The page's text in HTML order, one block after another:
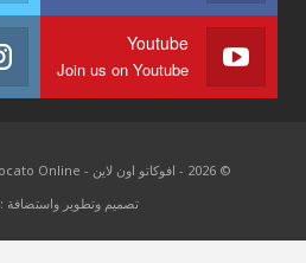
Youtube
Join us on Youtube
© 2026 - افوكاتو اون لاين - Avocato Online. جميع الحقوق محفوظة.
تصميم وتطوير واستضافة :